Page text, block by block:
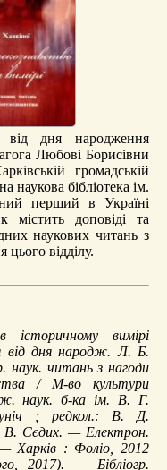
від дня народження
Любові Борисівни
громадській
наукова бібліотека ім.
перший в Україні
містить доповіді та
наукових читань з
цього відділу.
історичному вимірі
від дня народж. Л. Б.
наук. читань з нагоди
/ М-во культури
наук. б-ка ім. В. Г.
; редкол.: В. Д.
В. Сєдих. — Електрон.
Харків : Фоліо, 2012
2017). — Бібліогр.